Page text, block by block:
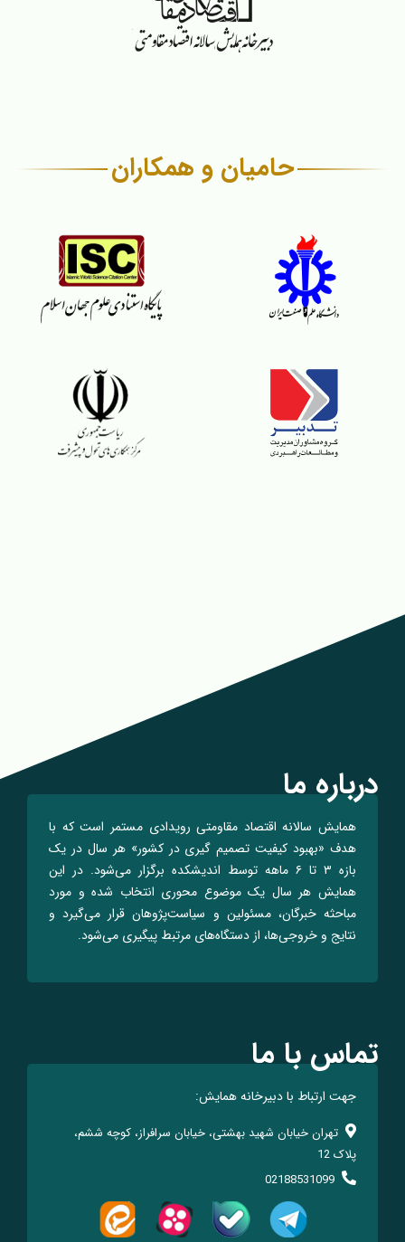
حامیان و همکاران
درباره ما
همایش سالانه اقتصاد مقاومتی رویدادی مستمر است که با
هدف «بهبود کیفیت تصمیم گیری در کشور» هر سال در یک
بازه ۳ تا ۶ ماهه توسط اندیشکده برگزار می‌شود. در این
همایش هر سال یک موضوع محوری انتخاب شده و مورد
مباحثه خبرگان، مسئولین و سیاست‌پژوهان قرار می‌گیرد و
نتایج و خروجی‌ها، از دستگاه‌های مرتبط پیگیری می‌شود.
تماس با ما
جهت ارتباط با دبیرخانه همایش:
تهران خیابان شهید بهشتی، خیابان سرافراز، کوچه ششم،
پلاک 12
02188531099